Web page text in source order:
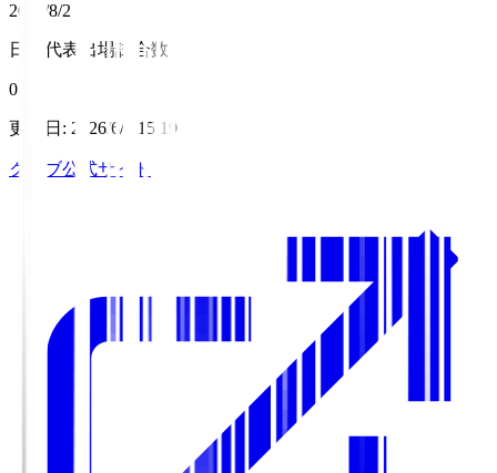
2025/8/2
日本代表出場試合数
0
更新日 : 2026/6/5 15:19
クラブ公式サイト